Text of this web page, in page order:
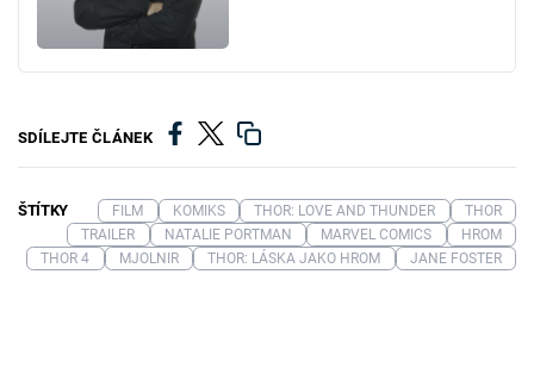
SDÍLEJTE ČLÁNEK
ŠTÍTKY FILM KOMIKS THOR: LOVE AND THUNDER
THOR
TRAILER
NATALIE PORTMAN MARVEL COMICS
HROM
THOR 4
MJOLNIR THOR: LÁSKA JAKO HROM JANE FOSTER